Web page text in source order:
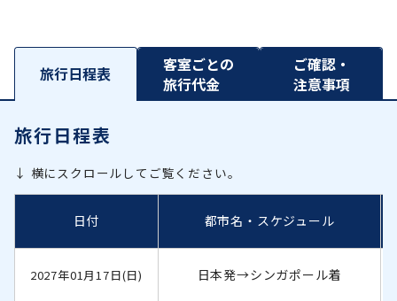
旅行日程表
客室ごとの
旅行代金
ご確認・
注意事項
旅行日程表
↓ 横にスクロールしてご覧ください。
日付 都市名・スケジュール
2027年01月17日(日) 日本発→シンガポール着